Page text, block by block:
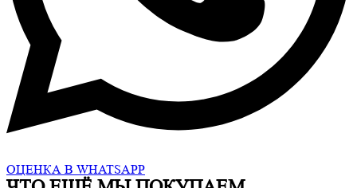
ОЦЕНКА В WHATSAPP